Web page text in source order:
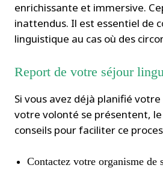
enrichissante et immersive.
inattendus. Il est essentiel de
linguistique au cas où des
Report de votre séjour
Si vous avez déjà planifié
votre volonté se présentent,
conseils pour faciliter ce
Contactez votre organisme